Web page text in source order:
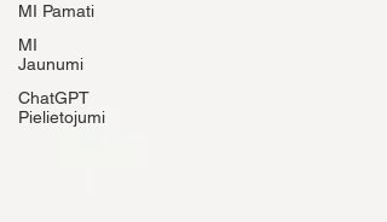
MI Pamati
MI
Jaunumi
ChatGPT
Pielietojumi